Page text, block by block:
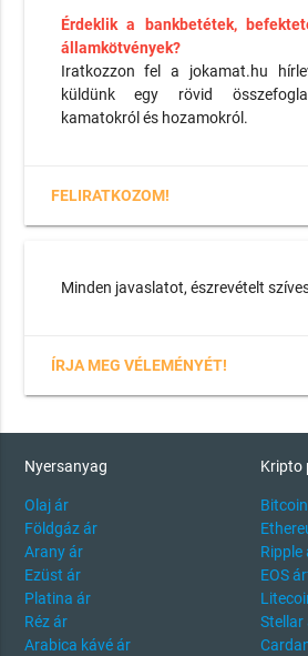
Érdeklik a bankbetétek,
államkötvények?
Iratkozzon fel a jokamat.hu
küldünk egy rövid
kamatokról és hozamokról.
FELIRATKOZOM!
Minden javaslatot, észrevételt
ÍRJA MEG VÉLEMÉNYÉT!
Nyersanyag
Olaj ár
Földgáz ár
Arany ár
Ezüst ár
Platina ár
Réz ár
Arabica kávé ár
Kripto
EOS
Stellar